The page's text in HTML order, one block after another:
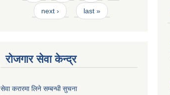
next › last »
रोजगार सेवा केन्द्र
सेवा करारमा लिने सम्बन्धी सुचना